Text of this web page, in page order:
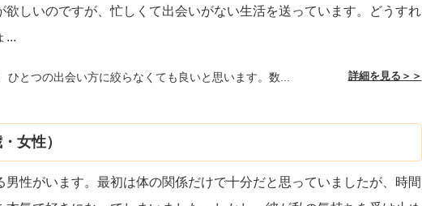
欲しいのですが、忙しくて出会いがない生活を送っています。どうすれ
...
ひとつの出会い方に絞らなくても良いと思います。数... 詳細を見る＞＞
女性）
男性がいます。最初は体の関係だけで十分だと思っていましたが、時間